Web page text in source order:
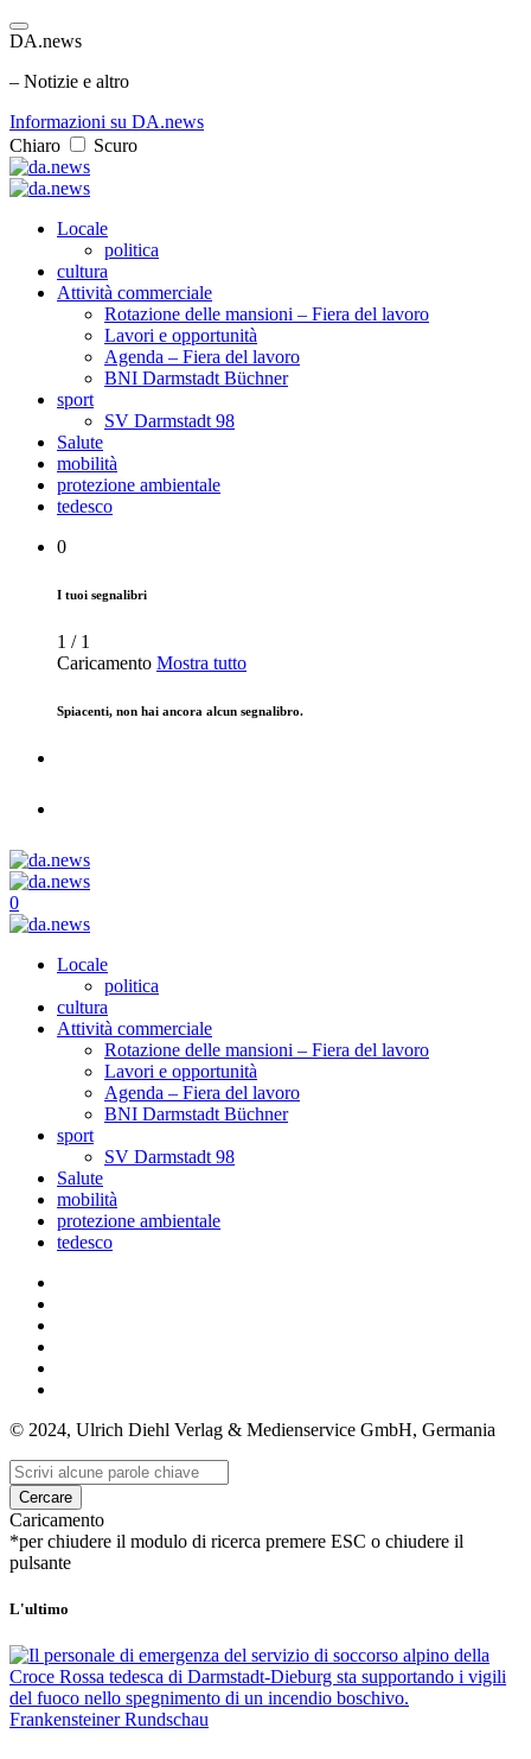
DA.news
– Notizie e altro
Informazioni su DA.news
Chiaro
Scuro
Locale
politica
cultura
Attività commerciale
Rotazione delle mansioni – Fiera del lavoro
Lavori e opportunità
Agenda – Fiera del lavoro
BNI Darmstadt Büchner
sport
SV Darmstadt 98
Salute
mobilità
protezione ambientale
tedesco
0
I tuoi segnalibri
1 / 1
Caricamento Mostra tutto
Spiacenti, non hai ancora alcun segnalibro.
0
Locale
politica
cultura
Attività commerciale
Rotazione delle mansioni – Fiera del lavoro
Lavori e opportunità
Agenda – Fiera del lavoro
BNI Darmstadt Büchner
sport
SV Darmstadt 98
Salute
mobilità
protezione ambientale
tedesco
© 2024, Ulrich Diehl Verlag & Medienservice GmbH, Germania
Cercare
Caricamento
*per chiudere il modulo di ricerca premere ESC o chiudere il
pulsante
L'ultimo
Frankensteiner Rundschau